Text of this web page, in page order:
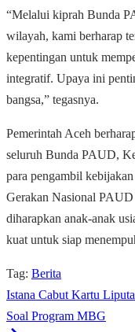
“Melalui kiprah Bunda
wilayah, kami berharap
kepentingan untuk
integratif. Upaya ini
bangsa,” tegasnya.
Pemerintah Aceh
seluruh Bunda PAUD,
para pengambil
Gerakan Nasional
diharapkan anak-anak
kuat untuk siap
Tag: Berita
Istana Cabut Kartu
Soal Program MBG